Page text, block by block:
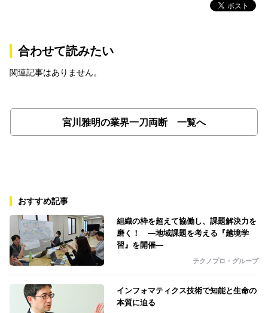
合わせて読みたい
関連記事はありません。
宮川雅明の業界一刀両断 一覧へ
おすすめ記事
組織の枠を超えて協働し、課題解決力を
磨く！ ―地域課題を考える『越境学
習』を開催―
テクノプロ・グループ
インフォマティクス技術で知能と生命の
本質に迫る